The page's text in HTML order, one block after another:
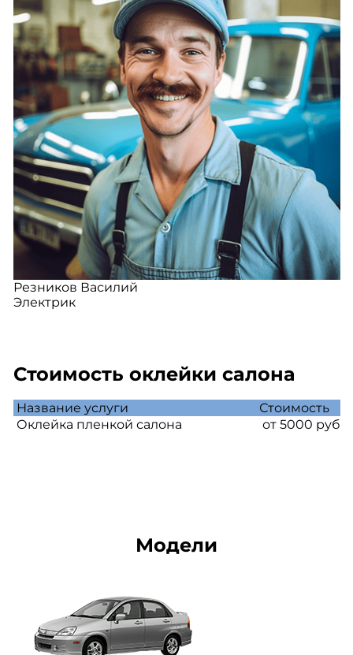
Резников Василий
Электрик
Стоимость оклейки салона
Название услуги
Стоимость
Оклейка пленкой салона
от 5000 руб
Модели